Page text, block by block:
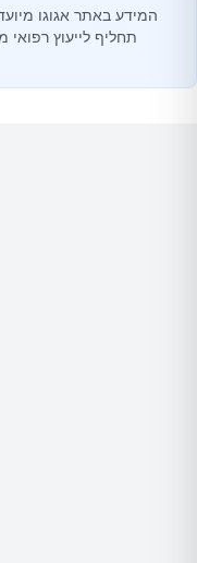
המידע באתר אגוגו
תחליף לייעוץ